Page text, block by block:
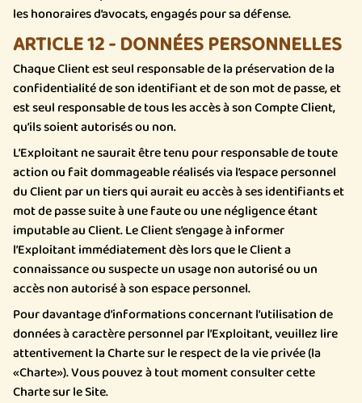
les honoraires d’avocats, engagés pour sa défense.
ARTICLE 12 - DONNÉES PERSONNELLES
Chaque Client est seul responsable de la préservation de la
confidentialité de son identifiant et de son mot de passe, et
est seul responsable de tous les accès à son Compte Client,
qu’ils soient autorisés ou non.
L’Exploitant ne saurait être tenu pour responsable de toute
action ou fait dommageable réalisés via l’espace personnel
du Client par un tiers qui aurait eu accès à ses identifiants et
mot de passe suite à une faute ou une négligence étant
imputable au Client. Le Client s’engage à informer
l’Exploitant immédiatement dès lors que le Client a
connaissance ou suspecte un usage non autorisé ou un
accès non autorisé à son espace personnel.
Pour davantage d’informations concernant l’utilisation de
données à caractère personnel par l’Exploitant, veuillez lire
attentivement la Charte sur le respect de la vie privée (la
«Charte»). Vous pouvez à tout moment consulter cette
Charte sur le Site.